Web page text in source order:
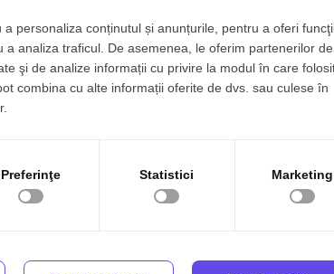
apartamente, case, terenuri și
apartament
și proprietăți verificate.